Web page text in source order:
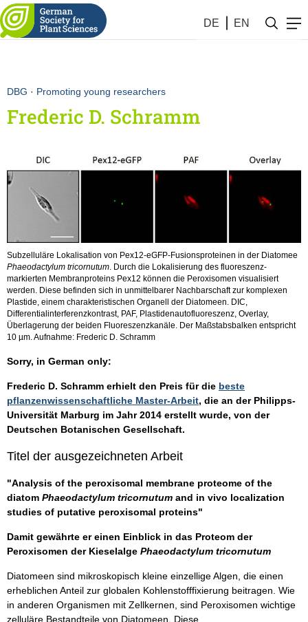
DE EN
DBG · Promoting young researchers
Frederic D. Schramm
Subzelluläre Lokalisation von Pex12-eGFP-Fusionsproteinen in der Diatomee
Phaeodactylum tricornutum . Durch die Lokalisierung des fluoreszenz-
markierten Membranproteins Pex12 können die Peroxisomen visualisiert
werden. Diese befinden sich in unmittelbarer Nachbarschaft zur komplexen
Plastide, einem charakteristischen Organell der Diatomeen. DIC,
Differentialinterferenzkontrast, PAF, Plastidenautofluoreszenz, Overlay,
Überlagerung der beiden Fluoreszenzkanäle. Der Maßstabsbalken entspricht
10 µm. Aufnahme: Frederic D. Schramm
Sorry, in German only:
Frederic D. Schramm erhielt den Preis für die beste
pflanzenwissenschaftliche Master-Arbeit, die an der Philipps-
Universität Marburg im Jahr 2014 erstellt wurde, von der
Deutschen Botanischen Gesellschaft.
Titel der ausgezeichneten Arbeit
"Analysis of the peroxisomal membrane proteome of the
diatom Phaeodactylum tricornutum and in vivo localization
studies of putative peroxisomal proteins"
Damit gewährte er einen Einblick in das Proteom der
Peroxisomen der Kieselalge Phaeodactylum tricornutum
Diatomeen sind mikroskopisch kleine einzellige Algen, die einen
erheblichen Anteil zur globalen Kohlenstofffixierung beitragen. Wie
in anderen Organismen mit Zellkernen, sind Peroxisomen wichtige
zelluläre Bestandteile von Diatomeen. Diese